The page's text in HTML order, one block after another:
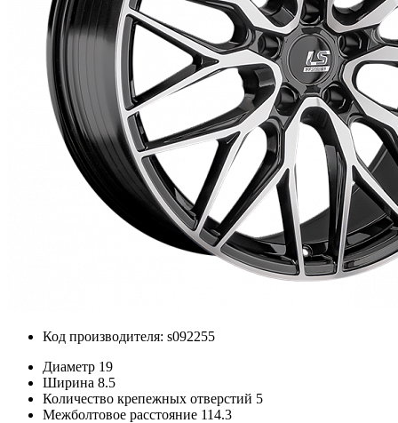
Код производителя: s092255
Диаметр 19
Ширина 8.5
Количество крепежных отверстий 5
Межболтовое расстояние 114.3